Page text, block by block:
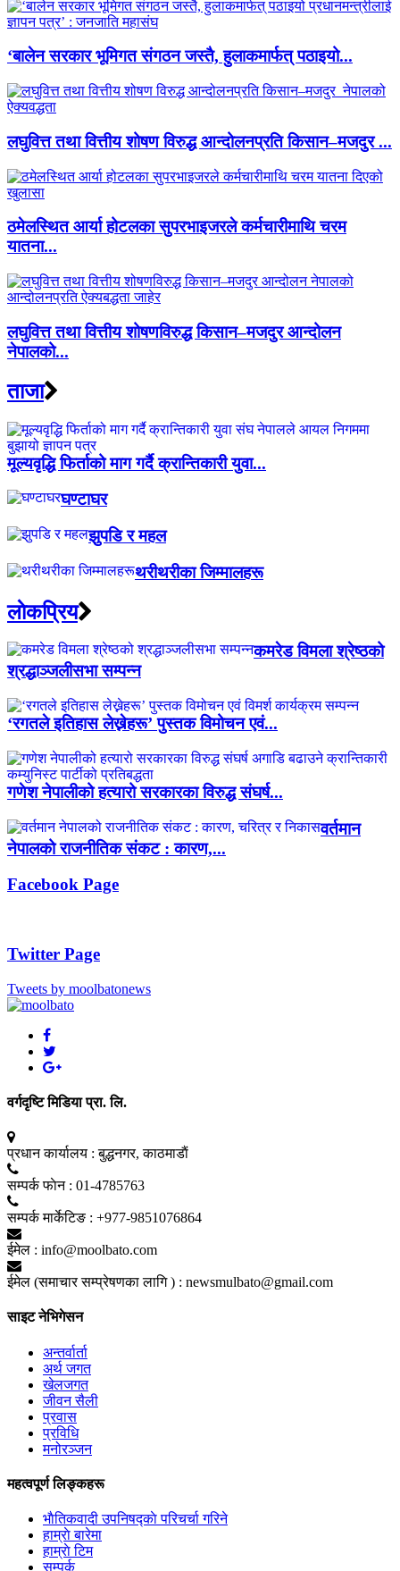
‘बालेन सरकार भूमिगत संगठन जस्तै, हुलाकमार्फत् पठाइयो...
लघुवित्त तथा वित्तीय शोषण विरुद्ध आन्दोलनप्रति किसान–मजदुर ...
ठमेलस्थित आर्या होटलका सुपरभाइजरले कर्मचारीमाथि चरम
यातना...
लघुवित्त तथा वित्तीय शोषणविरुद्ध किसान–मजदुर आन्दोलन
नेपालको...
ताजा
मूल्यवृद्धि फिर्ताको माग गर्दै क्रान्तिकारी युवा...
घण्टाघर
झुपडि र महल
थरीथरीका जिम्मालहरू
लाेकप्रिय
कमरेड विमला श्रेष्ठको
श्रद्धाञ्जलीसभा सम्पन्न
‘रगतले इतिहास लेख्नेहरू’ पुस्तक विमोचन एवं...
गणेश नेपालीको हत्यारो सरकारका विरुद्ध संघर्ष...
वर्तमान
नेपालको राजनीतिक संकट : कारण,...
Facebook Page
Twitter Page
Tweets by moolbatonews
वर्गदृष्टि मिडिया प्रा. लि.
प्रधान कार्यालय : बुद्धनगर, काठमाडाैं
सम्पर्क फाेन : 01-4785763
सम्पर्क मार्केटिङ : +977-9851076864
ईमेल : info@moolbato.com
ईमेल (समाचार सम्प्रेषणका लागि ) : newsmulbato@gmail.com
साइट नेभिगेसन
अन्तर्वार्ता
अर्थ जगत
खेलजगत
जीवन सैली
प्रवास
प्रविधि
मनोरञ्जन
महत्वपूर्ण लिङ्कहरू
भाैतिकवादी उपनिषद्काे परिचर्चा गरिने
हाम्राे बारेमा
हाम्राे टिम
सम्पर्क